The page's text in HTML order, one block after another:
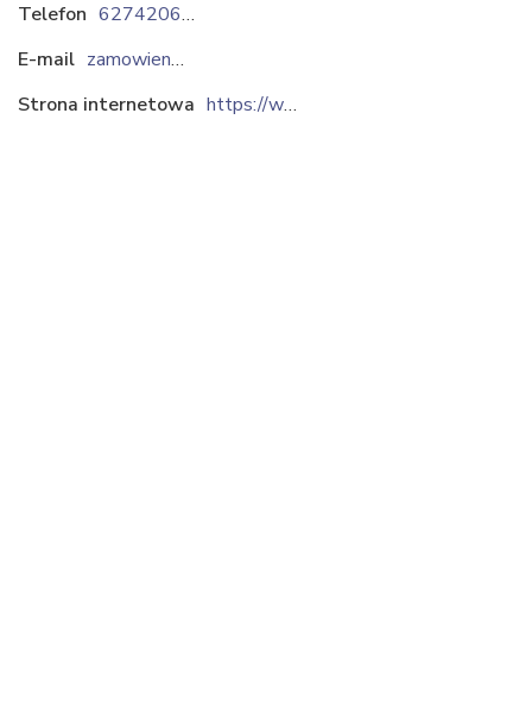
Telefon
627420606
E-mail
zamowienia@domer.pl
Strona internetowa
https://www.domer.pl